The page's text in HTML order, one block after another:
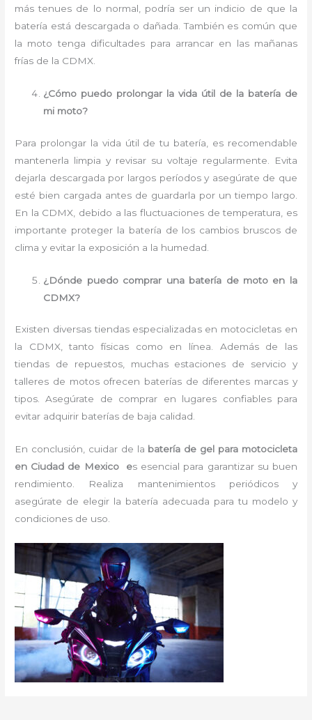
más tenues de lo normal, podría ser un indicio de que la
batería está descargada o dañada. También es común que
la moto tenga dificultades para arrancar en las mañanas
frías de la CDMX.
¿Cómo puedo prolongar la vida útil de la batería de
mi moto?
Para prolongar la vida útil de tu batería, es recomendable
mantenerla limpia y revisar su voltaje regularmente. Evita
dejarla descargada por largos períodos y asegúrate de que
esté bien cargada antes de guardarla por un tiempo largo.
En la CDMX, debido a las fluctuaciones de temperatura, es
importante proteger la batería de los cambios bruscos de
clima y evitar la exposición a la humedad.
¿Dónde puedo comprar una batería de moto en la
CDMX?
Existen diversas tiendas especializadas en motocicletas en
la CDMX, tanto físicas como en línea. Además de las
tiendas de repuestos, muchas estaciones de servicio y
talleres de motos ofrecen baterías de diferentes marcas y
tipos. Asegúrate de comprar en lugares confiables para
evitar adquirir baterías de baja calidad.
En conclusión, cuidar de la batería de gel para motocicleta
en Ciudad de Mexico es esencial para garantizar su buen
rendimiento. Realiza mantenimientos periódicos y
asegúrate de elegir la batería adecuada para tu modelo y
condiciones de uso.